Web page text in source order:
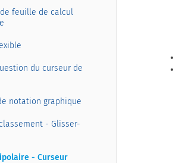
feuille de calcul
du curseur de
notation graphique
- Glisser-
- Curseur